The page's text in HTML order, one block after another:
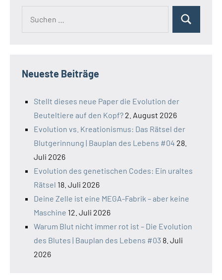
Suchen
Neueste Beiträge
Stellt dieses neue Paper die Evolution der
Beuteltiere auf den Kopf? 2. August 2026
Evolution vs. Kreationismus: Das Rätsel der
Blutgerinnung | Bauplan des Lebens #04 28.
Juli 2026
Evolution des genetischen Codes: Ein uraltes
Rätsel 18. Juli 2026
Deine Zelle ist eine MEGA-Fabrik – aber keine
Maschine 12. Juli 2026
Warum Blut nicht immer rot ist – Die Evolution
des Blutes | Bauplan des Lebens #03 8. Juli
2026